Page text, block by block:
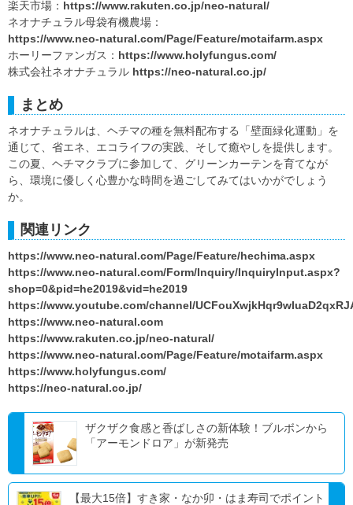
楽天市場： https://www.rakuten.co.jp/neo-natural/
ネオナチュラル母袋有機農場：
https://www.neo-natural.com/Page/Feature/motaifarm.aspx
ホーリーファンガス： https://www.holyfungus.com/
株式会社ネオナチュラル https://neo-natural.co.jp/
まとめ
ネオナチュラルは、ヘチマの種を無料配布する「壁面緑化運動」を
通じて、省エネ、エコライフの実践、そして癒やしを提供します。
この夏、ヘチマクラブに参加して、グリーンカーテンを育てなが
ら、環境に優しく心豊かな時間を過ごしてみてはいかがでしょう
か。
関連リンク
https://www.neo-natural.com/Page/Feature/hechima.aspx
https://www.neo-natural.com/Form/Inquiry/InquiryInput.aspx?
shop=0&pid=he2019&vid=he2019
https://www.youtube.com/channel/
https://www.neo-natural.com
https://www.rakuten.co.jp/neo-natural/
https://www.neo-natural.com/Page/Feature/motaifarm.aspx
https://www.holyfungus.com/
https://neo-natural.co.jp/
ザクザク食感と香ばしさの新体験！ブルボンから
「アーモンドロア」が新発売
【最大15倍】すき家・なか卯・はま寿司でポイント